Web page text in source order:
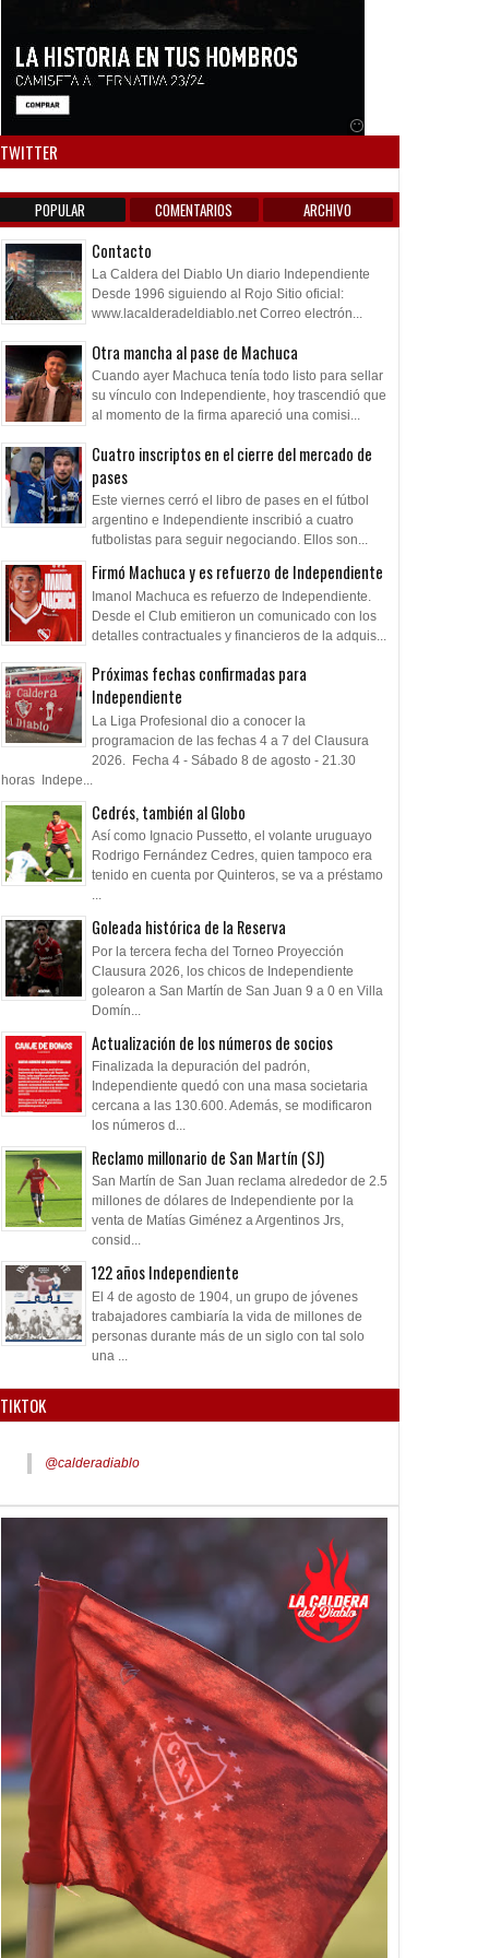
TWITTER
POPULAR COMENTARIOS ARCHIVO
Contacto
La Caldera del Diablo Un diario Independiente
Desde 1996 siguiendo al Rojo Sitio oficial:
www.lacalderadeldiablo.net Correo electrón...
Otra mancha al pase de Machuca
Cuando ayer Machuca tenía todo listo para sellar
su vínculo con Independiente, hoy trascendió que
al momento de la firma apareció una comisi...
Cuatro inscriptos en el cierre del mercado de
pases
Este viernes cerró el libro de pases en el fútbol
argentino e Independiente inscribió a cuatro
futbolistas para seguir negociando. Ellos son...
Firmó Machuca y es refuerzo de Independiente
Imanol Machuca es refuerzo de Independiente.
Desde el Club emitieron un comunicado con los
detalles contractuales y financieros de la adquis...
Próximas fechas confirmadas para
Independiente
La Liga Profesional dio a conocer la
programacion de las fechas 4 a 7 del Clausura
2026. Fecha 4 - Sábado 8 de agosto - 21.30
horas Indepe...
Cedrés, también al Globo
Así como Ignacio Pussetto, el volante uruguayo
Rodrigo Fernández Cedres, quien tampoco era
tenido en cuenta por Quinteros, se va a préstamo
...
Goleada histórica de la Reserva
Por la tercera fecha del Torneo Proyección
Clausura 2026, los chicos de Independiente
golearon a San Martín de San Juan 9 a 0 en Villa
Domín...
Actualización de los números de socios
Finalizada la depuración del padrón,
Independiente quedó con una masa societaria
cercana a las 130.600. Además, se modificaron
los números d...
Reclamo millonario de San Martín (SJ)
San Martín de San Juan reclama alrededor de 2.5
millones de dólares de Independiente por la
venta de Matías Giménez a Argentinos Jrs,
consid...
122 años Independiente
El 4 de agosto de 1904, un grupo de jóvenes
trabajadores cambiaría la vida de millones de
personas durante más de un siglo con tal solo
una ...
TIKTOK
@calderadiablo